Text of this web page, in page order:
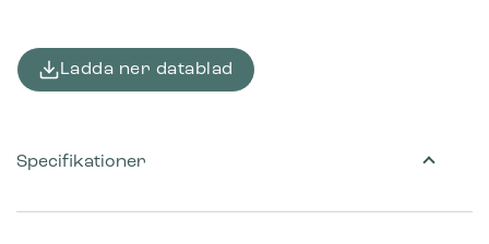
Ladda ner datablad
Specifikationer